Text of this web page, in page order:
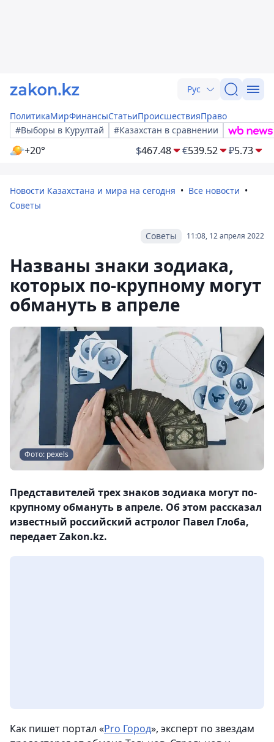
Рус
ПолитикаМирФинансыСтатьиПроисшествияПраво
#Выборы в Курултай
#Казахстан в сравнении
+20° $467.48 €539.52 ₽5.73
Новости Казахстана и мира на сегодня
Все новости
Советы
11:08, 12 апреля 2022
Советы
Названы знаки зодиака,
которых по-крупному могут
обмануть в апреле
Фото: pexels
Представителей трех знаков зодиака могут по-
крупному обмануть в апреле. Об этом рассказал
известный российский астролог Павел Глоба,
передает Zakon.kz.
Как пишет портал «Pro Город», эксперт по звездам